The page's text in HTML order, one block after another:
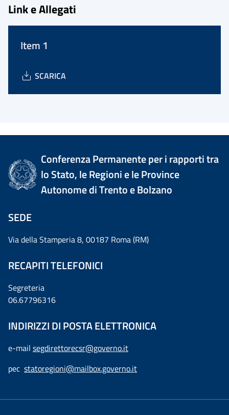
Link e Allegati
Item 1
SCARICA
Conferenza Permanente per i rapporti tra
lo Stato, le Regioni e le Province
Autonome di Trento e Bolzano
SEDE
Via della Stamperia 8, 00187 Roma (RM)
RECAPITI TELEFONICI
Segreteria
06.67796316
INDIRIZZI DI POSTA ELETTRONICA
e-mail segdirettorecsr@governo.it
pec statoregioni@mailbox.governo.it